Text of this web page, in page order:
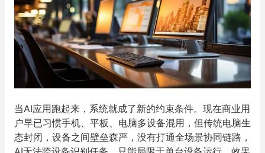
当AI应用跑起来，系统就成了新的约束条件。现在商业用
户早已习惯手机、平板、电脑多设备混用，但传统电脑生
态封闭，设备之间壁垒森严，没有打通全场景协同链路，